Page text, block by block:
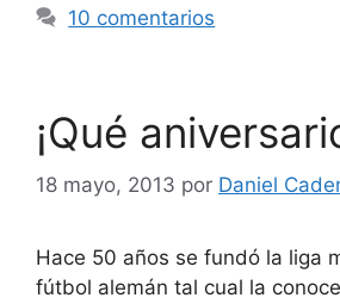
10 comentarios
¡Qué
18 mayo, 2013 por Daniel
Hace 50 años se fundó la liga
fútbol alemán tal cual la